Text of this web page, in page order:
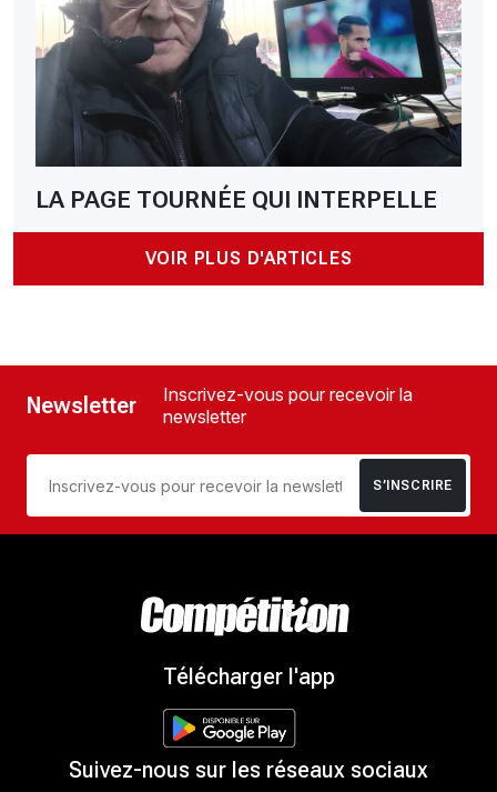
LA PAGE TOURNÉE QUI INTERPELLE
VOIR PLUS D'ARTICLES
Newsletter
Inscrivez-vous pour recevoir la
newsletter
S’INSCRIRE
Télécharger l'app
Suivez-nous sur les réseaux sociaux